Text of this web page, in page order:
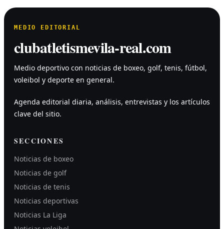
MEDIO EDITORIAL
clubatletismevila-real.com
Medio deportivo con noticias de boxeo, golf, tenis, fútbol,
voleibol y deporte en general.
Agenda editorial diaria, análisis, entrevistas y los artículos
clave del sitio.
SECCIONES
Noticias de boxeo
Noticias de golf
Noticias de tenis
Noticias deportivas
Noticias La Liga